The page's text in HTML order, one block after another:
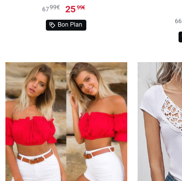
6799€ 25 99€
Bon Plan
66